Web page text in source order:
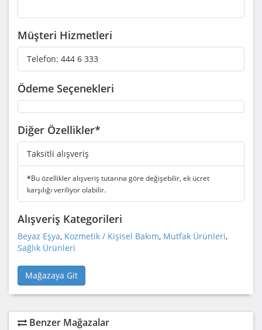
Müşteri Hizmetleri
Telefon: 444 6 333
Ödeme Seçenekleri
Diğer Özellikler*
Taksitli alışveriş
*Bu özellikler alışveriş tutarına göre değişebilir, ek ücret
karşılığı veriliyor olabilir.
Alışveriş Kategorileri
Beyaz Eşya, Kozmetik / Kişisel Bakım, Mutfak Ürünleri,
Sağlık Ürünleri
Mağazaya Git
Benzer Mağazalar